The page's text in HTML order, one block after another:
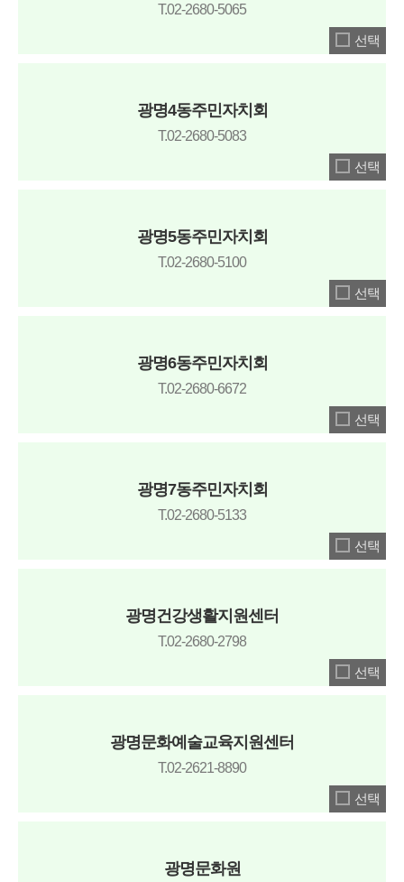
T.02-2680-5065
선택
광명4동주민자치회
T.02-2680-5083
선택
광명5동주민자치회
T.02-2680-5100
선택
광명6동주민자치회
T.02-2680-6672
선택
광명7동주민자치회
T.02-2680-5133
선택
광명건강생활지원센터
T.02-2680-2798
선택
광명문화예술교육지원센터
T.02-2621-8890
선택
광명문화원